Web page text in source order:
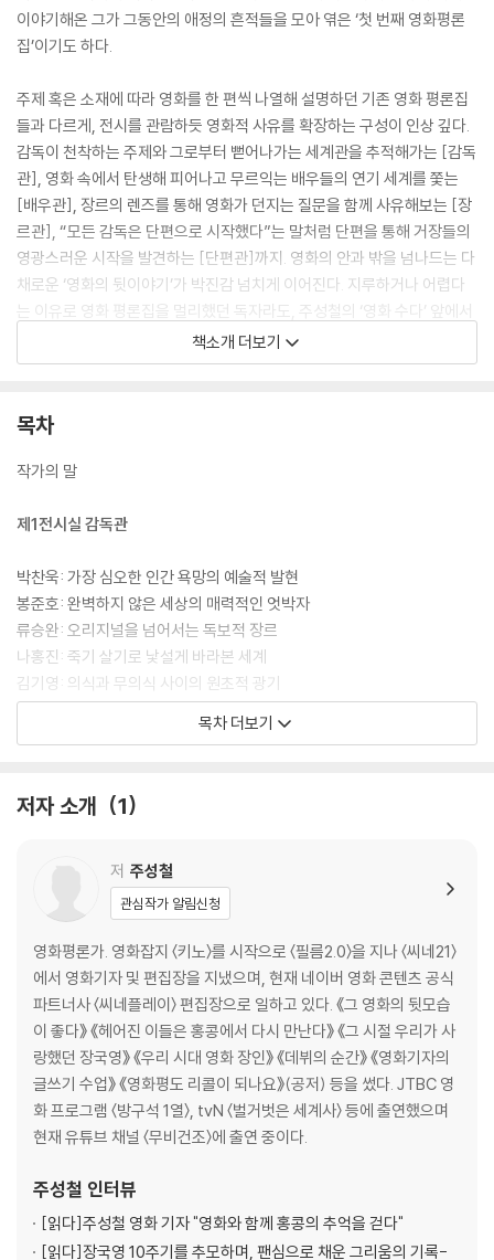
이야기해온 그가 그동안의 애정의 흔적들을 모아 엮은 ‘첫 번째 영화평론
집’이기도 하다.
주제 혹은 소재에 따라 영화를 한 편씩 나열해 설명하던 기존 영화 평론집
들과 다르게, 전시를 관람하듯 영화적 사유를 확장하는 구성이 인상 깊다.
감독이 천착하는 주제와 그로부터 뻗어나가는 세계관을 추적해가는 [감독
관], 영화 속에서 탄생해 피어나고 무르익는 배우들의 연기 세계를 쫓는
[배우관], 장르의 렌즈를 통해 영화가 던지는 질문을 함께 사유해보는 [장
르관], “모든 감독은 단편으로 시작했다”는 말처럼 단편을 통해 거장들의
영광스러운 시작을 발견하는 [단편관]까지. 영화의 안과 밖을 넘나드는 다
채로운 ‘영화의 뒷이야기’가 박진감 넘치게 이어진다. 지루하거나 어렵다
는 이유로 영화 평론집을 멀리했던 독자라도, 주성철의 ‘영화 수다’ 앞에서
는 흥미진진하게 눈을 밝힐 것이다. 더불어 [기생충], [미나리], [헤어질
결심] 등 한국 영화의 대변혁기를 선도하고 있는 최신 작품들도 함께 논하
는 “아마도 영화만큼 강렬한 예술은 없을 것이다”라고 말한다. 영화가 끝
수줍고 달뜬 이야기들이 이 책에 모두 담겨 있다.
책소개 더보기
목차
작가의 말
제1전시실 감독관
박찬욱: 가장 심오한 인간 욕망의 예술적 발현
봉준호: 완벽하지 않은 세상의 매력적인 엇박자
류승완: 오리지널을 넘어서는 독보적 장르
나홍진: 죽기 살기로 낯설게 바라본 세계
김기영: 의식과 무의식 사이의 원초적 광기
고레에다 히로카즈: 사소한 일상이 만들어내는 기적
요르고스 란티모스: 폐쇄된 시스템과 기기묘묘한 인간들
쿠엔틴 타란티노: 관객과 게임을 멈추지 않는 장르 탐식가
제2전시실 배우관
윤여정: 한마디로 정의할 수 없는 불균질한 비범함
전도연: 스크린을 잊게 만드는 손에 잡힐 것 같은 생생함
설경구: 시나리오 속 무궁한 세계는 그의 연기로 완성된다
공효진 × 봉태규: 한국 영화의 새로운 감각과 정서
메릴 스트리프: 호흡 하나까지 자유자재로 가지고 노는 명민함
주성치: 액션과 코미디를 넘나드는 능청스러운 재주꾼
찰리 채플린: 세상의 희비극에 통달한 가장 위대한 코미디언
오드리 헵번: 세상을 사랑에 빠뜨린 영원한 페어 레이디
‘홍콩 누아르’의 발명: [영웅본색] 시리즈의 추억
B무비의 거장들: 켄 러셀과 존 워터스
목차 더보기
저자 소개 1
저 주성철
관심작가 알림신청
영화평론가. 영화잡지 〈키노〉를 시작으로 〈필름2.0〉을 지나 〈씨네21〉
에서 영화기자 및 편집장을 지냈으며, 현재 네이버 영화 콘텐츠 공식
파트너사 〈씨네플레이〉 편집장으로 일하고 있다. 《그 영화의 뒷모습
이 좋다》 《헤어진 이들은 홍콩에서 다시 만난다》 《그 시절 우리가 사
랑했던 장국영》 《우리 시대 영화 장인》 《데뷔의 순간》 《영화기자의
글쓰기 수업》 《영화평도 리콜이 되나요》(공저) 등을 썼다. JTBC 영
화 프로그램 〈방구석 1열〉, tvN 〈벌거벗은 세계사〉 등에 출연했으며
현재 유튜브 채널 〈무비건조〉에 출연 중이다.
주성철 인터뷰
[읽다]주성철 영화 기자 "영화와 함께 홍콩의 추억을 걷다"
[읽다]장국영 10주기를 추모하며, 팬심으로 채운 그리움의 기록-